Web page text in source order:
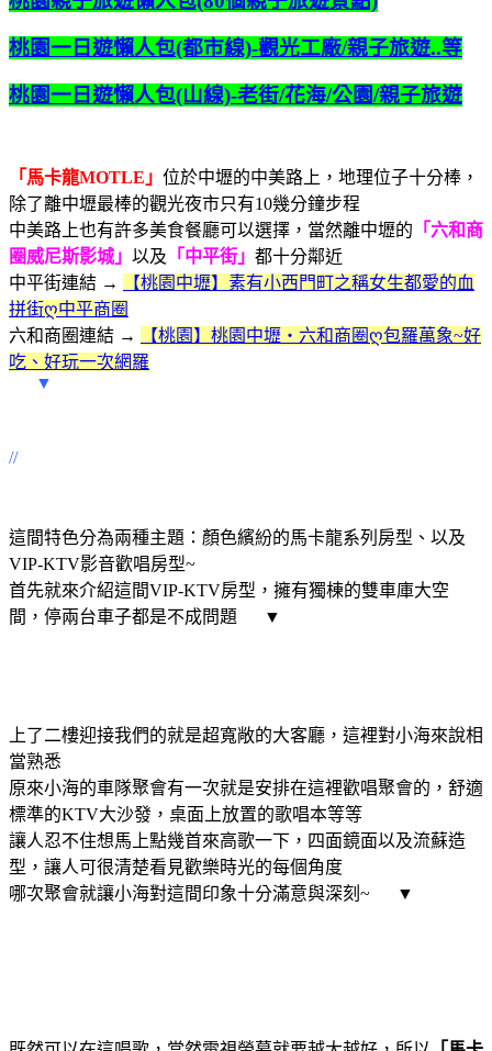
桃園一日遊懶人包(都市線)-觀光工廠/親子旅遊..等
桃園一日遊懶人包(山線)-老街/花海/公園/親子旅遊
「馬卡龍MOTLE」 位於中壢的中美路上，地理位子十分棒，
除了離中壢最棒的觀光夜市只有10幾分鐘步程
中美路上也有許多美食餐廳可以選擇，當然離中壢的 「六和商
圈威尼斯影城」 以及 「中平街」 都十分鄰近
中平街連結 →
【桃園中壢】素有小西門町之稱女生都愛的血
拼街ღ中平商圈
六和商圈連結 →
【桃園】桃園中壢‧六和商圈ღ包羅萬象~好
吃、好玩一次網羅
▼
//
這間特色分為兩種主題：顏色繽紛的馬卡龍系列房型、以及
VIP-KTV影音歡唱房型~
首先就來介紹這間VIP-KTV房型，擁有獨棟的雙車庫大空
間，停兩台車子都是不成問題 ▼
上了二樓迎接我們的就是超寬敞的大客廳，這裡對小海來說相
當熟悉
原來小海的車隊聚會有一次就是安排在這裡歡唱聚會的，舒適
標準的KTV大沙發，桌面上放置的歌唱本等等
讓人忍不住想馬上點幾首來高歌一下，四面鏡面以及流蘇造
型，讓人可很清楚看見歡樂時光的每個角度
哪次聚會就讓小海對這間印象十分滿意與深刻~ ▼